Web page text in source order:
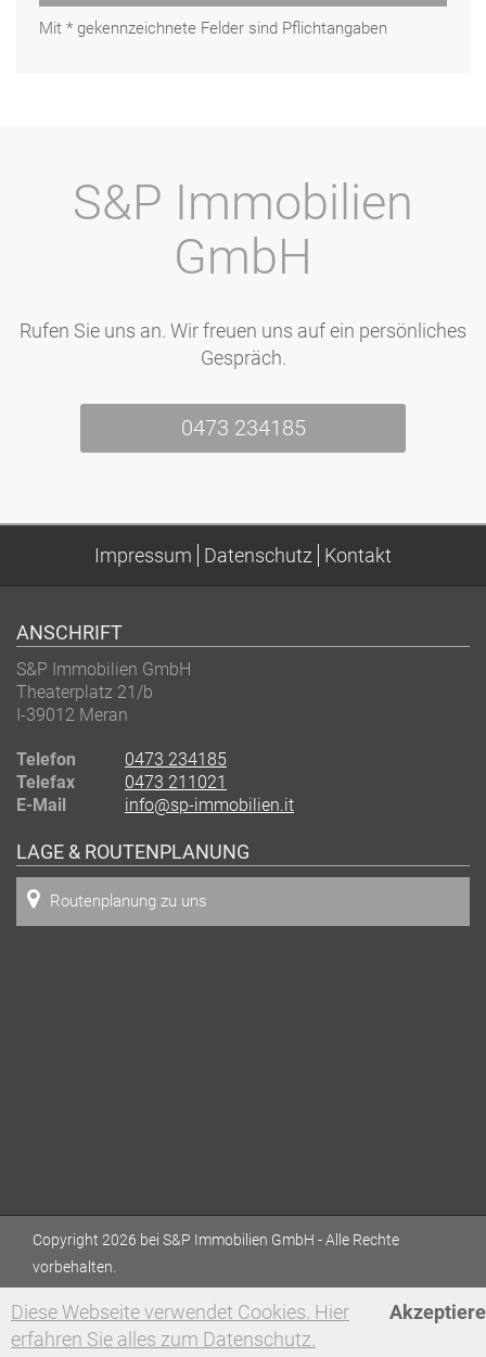
Mit * gekennzeichnete Felder sind Pflichtangaben
S&P Immobilien
GmbH
Rufen Sie uns an. Wir freuen uns auf ein persönliches
Gespräch.
0473 234185
Impressum Datenschutz Kontakt
ANSCHRIFT
S&P Immobilien GmbH
Theaterplatz 21/b
I-39012 Meran
Telefon
0473 234185
Telefax
0473 211021
E-Mail
info@sp-immobilien.it
LAGE & ROUTENPLANUNG
Routenplanung zu uns
Copyright 2026 bei S&P Immobilien GmbH - Alle Rechte
vorbehalten.
Diese Webseite verwendet Cookies. Hier
erfahren Sie alles zum Datenschutz.